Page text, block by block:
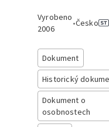
Vyrobeno
2006
•Česko
Dokument
Historický
Dokument o
osobnostech